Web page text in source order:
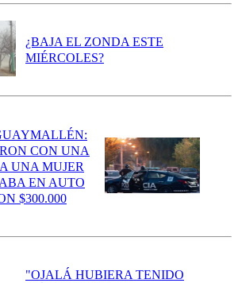
¿BAJA EL ZONDA ESTE
MIÉRCOLES?
CON UNA
UNA MUJER
EN AUTO
$300.000
"OJALÁ HUBIERA TENIDO